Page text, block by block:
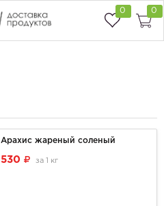
0 0
Арахис жареный соленый
530 за 1 кг